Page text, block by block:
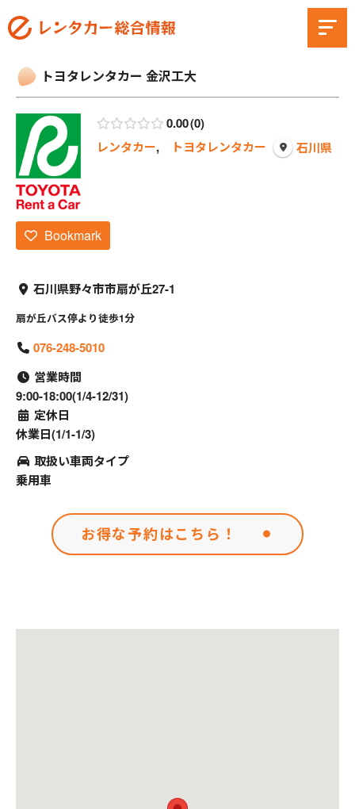
トヨタレンタカー 金沢工大
0.00 0
レンタカー, トヨタレンタカー 石川県
Bookmark
石川県野々市市扇が丘27-1
扇が丘バス停より徒歩1分
076-248-5010
営業時間
9:00-18:00(1/4-12/31)
定休日
休業日(1/1-1/3)
取扱い車両タイプ
乗用車
お得な予約はこちら！